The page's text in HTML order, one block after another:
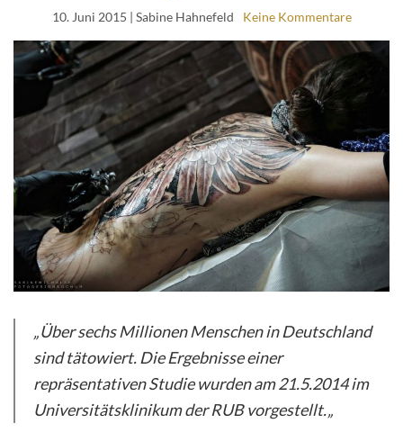
10. Juni 2015 | Sabine Hahnefeld Keine Kommentare
„Über sechs Millionen Menschen in Deutschland
sind tätowiert. Die Ergebnisse einer
repräsentativen Studie wurden am 21.5.2014 im
Universitätsklinikum der RUB vorgestellt.„